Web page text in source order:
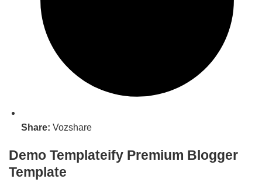
Share: Vozshare
Demo Templateify Premium Blogger
Template